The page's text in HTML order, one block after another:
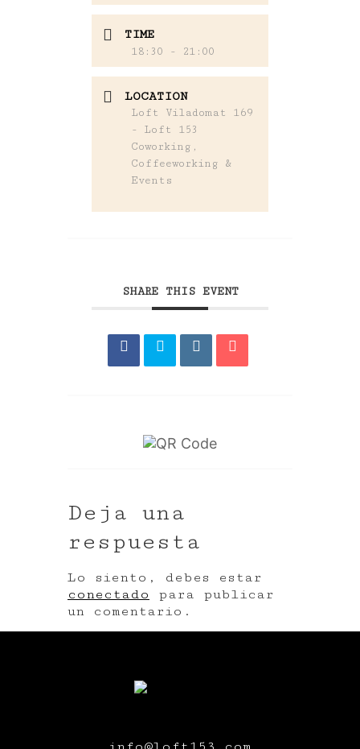
TIME
18:30 - 21:00
LOCATION
Loft Viladomat 169
- Loft 153
Coworking,
Coffeeworking &
Events
SHARE THIS EVENT
Deja una
respuesta
Lo siento, debes estar
conectado para publicar
un comentario.